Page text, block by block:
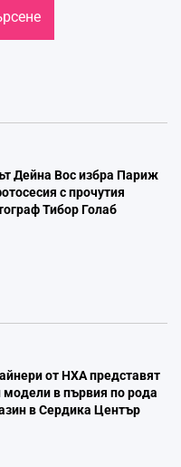
Дейна Вос избра Париж
с прочутия
Тибор Голаб
от НХА представят
модели в първия по рода
в Сердика Център